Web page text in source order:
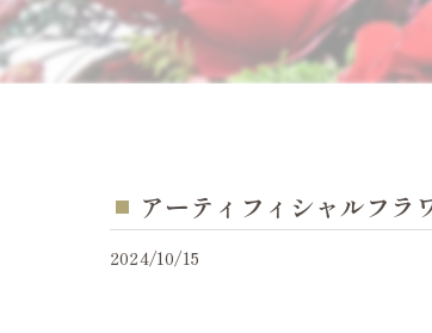
アーティフィシャルフラ
2024/10/15